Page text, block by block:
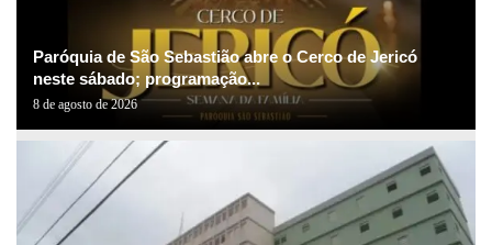
Paróquia de São Sebastião abre o Cerco de Jericó
neste sábado; programação...
8 de agosto de 2026